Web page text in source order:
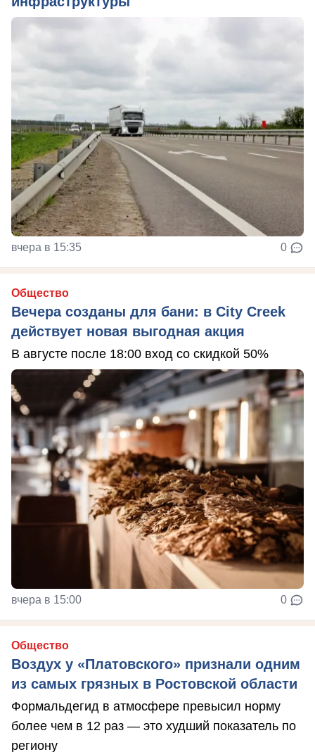
вчера в 15:35 0
Общество
Вечера созданы для бани: в City Creek
действует новая выгодная акция
В августе после 18:00 вход со скидкой 50%
вчера в 15:00 0
Общество
Воздух у «Платовского» признали одним
из самых грязных в Ростовской области
Формальдегид в атмосфере превысил норму
более чем в 12 раз — это худший показатель по
региону